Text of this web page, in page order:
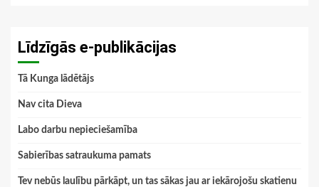
Līdzīgās e-publikācijas
Tā Kunga lādētājs
Nav cita Dieva
Labo darbu nepieciešamība
Sabierības satraukuma pamats
Tev nebūs laulību pārkāpt, un tas sākas jau ar iekārojošu skatienu